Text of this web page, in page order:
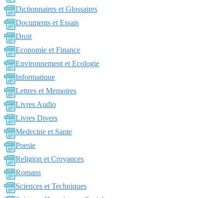
Dictionnaires et Glossaires
Documents et Essais
Droit
Economie et Finance
Environnement et Ecologie
Informatique
Lettres et Memoires
Livres Audio
Livres Divers
Medecine et Sante
Poesie
Religion et Croyances
Romans
Sciences et Techniques